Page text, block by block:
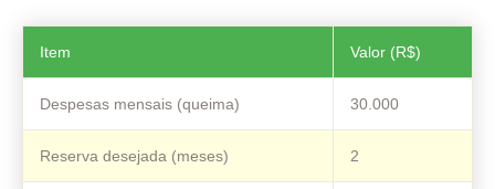
Item Valor (R$)
Despesas mensais (queima) 30.000
Reserva desejada (meses) 2